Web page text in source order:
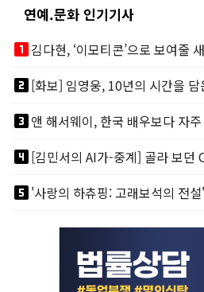
연예.문화 인기기사
looks_one김다현, ‘이모티콘’으로 보여줄
looks_two[화보] 임영웅, 10년의 시간을 담
looks_3앤 해서웨이, 한국 배우보다 자
looks_4
looks_5'사랑의 하츄핑: 고래보석의 전